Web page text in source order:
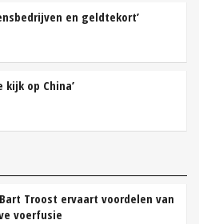
en geldtekort’
kijk op China’
Troost ervaart voordelen van
voerfusie